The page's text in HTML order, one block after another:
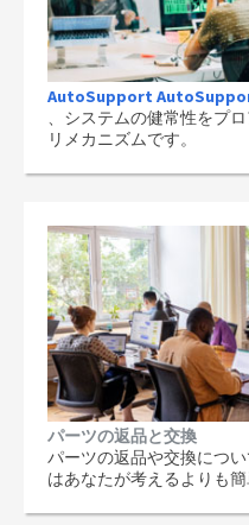
AutoSupport
、システムの健常性をプ
リメカニズムです。
パーツの返品と交換
パーツの返品や交換につ
はあなたが考えるよりも